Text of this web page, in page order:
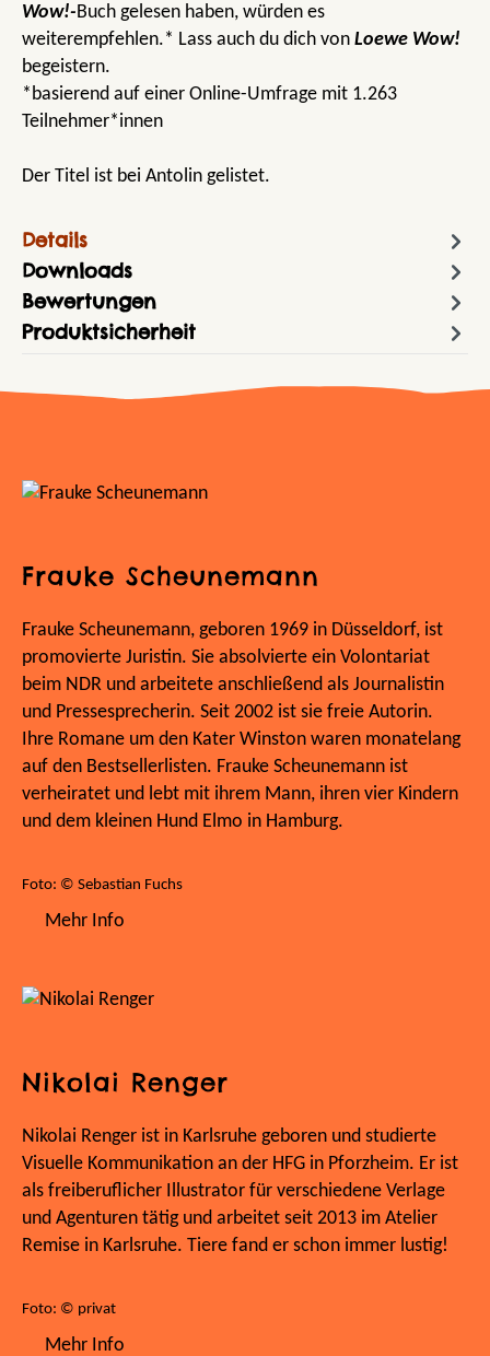
Wow!-Buch gelesen haben, würden es
weiterempfehlen.* Lass auch du dich von Loewe Wow!
begeistern.
*basierend auf einer Online-Umfrage mit 1.263
Teilnehmer*innen
Der Titel ist bei Antolin gelistet.
Details
Downloads
Bewertungen
Produktsicherheit
Frauke Scheunemann
Frauke Scheunemann, geboren 1969 in Düsseldorf, ist
promovierte Juristin. Sie absolvierte ein Volontariat
beim NDR und arbeitete anschließend als Journalistin
und Pressesprecherin. Seit 2002 ist sie freie Autorin.
Ihre Romane um den Kater Winston waren monatelang
auf den Bestsellerlisten. Frauke Scheunemann ist
verheiratet und lebt mit ihrem Mann, ihren vier Kindern
und dem kleinen Hund Elmo in Hamburg.
Foto: © Sebastian Fuchs
Mehr Info
Nikolai Renger
Nikolai Renger ist in Karlsruhe geboren und studierte
Visuelle Kommunikation an der HFG in Pforzheim. Er ist
als freiberuflicher Illustrator für verschiedene Verlage
und Agenturen tätig und arbeitet seit 2013 im Atelier
Remise in Karlsruhe. Tiere fand er schon immer lustig!
Foto: © privat
Mehr Info